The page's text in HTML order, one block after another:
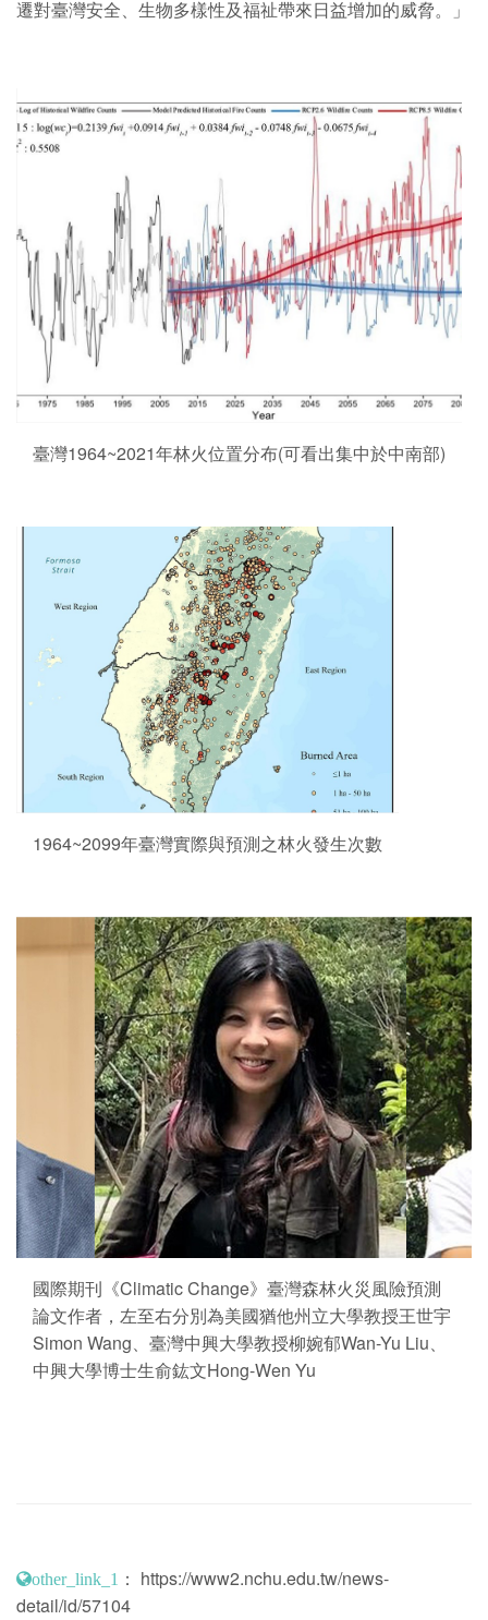
遷對臺灣安全、生物多樣性及福祉帶來日益增加的威脅。」
臺灣1964~2021年林火位置分布(可看出集中於中南部)
1964~2099年臺灣實際與預測之林火發生次數
國際期刊《Climatic Change》臺灣森林火災風險預測
論文作者，左至右分別為美國猶他州立大學教授王世宇
Simon Wang、臺灣中興大學教授柳婉郁Wan-Yu Liu、
中興大學博士生俞鈜文Hong-Wen Yu
other_link_1 ： https://www2.nchu.edu.tw/news-
detail/id/57104